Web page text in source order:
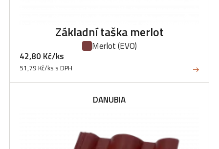
Základní taška merlot
Merlot(EVO)
42,80 Kč/ks
51,79 Kč/ks s DPH
DANUBIA